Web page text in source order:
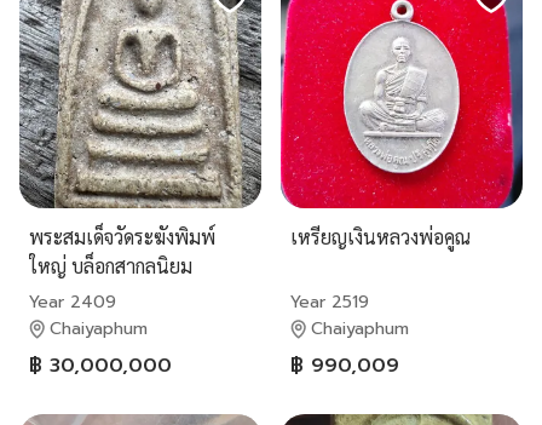
พระสมเด็จวัดระฆังพิมพ์
ใหญ่ บล็อกสากลนิยม
Year 2409
Chaiyaphum
฿ 30,000,000
เหรียญเงินหลวงพ่อคูณ
Year 2519
Chaiyaphum
฿ 990,009